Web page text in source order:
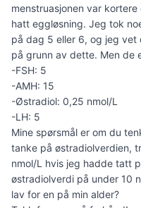
menstruasjonen var
hatt eggløsning. Jeg tok
på dag 5 eller 6, og jeg
på grunn av dette. Men de
-FSH: 5
-AMH: 15
-Østradiol: 0,25 nmol/L
-LH: 5
Mine spørsmål er om du
tanke på østradiolverdien,
nmol/L hvis jeg hadde tatt
østradiolverdi på under 10
lav for en på min alder?